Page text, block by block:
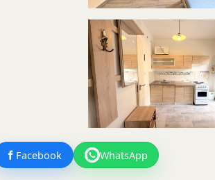
Facebook WhatsApp